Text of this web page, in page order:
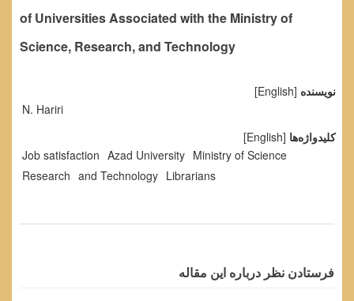
of Universities Associated with the Ministry of
Science, Research, and Technology
نویسنده [English]
N. Hariri
کلیدواژه‌ها [English]
Job satisfaction Azad University Ministry of Science
Research and Technology Librarians
فرستادن نظر درباره این مقاله